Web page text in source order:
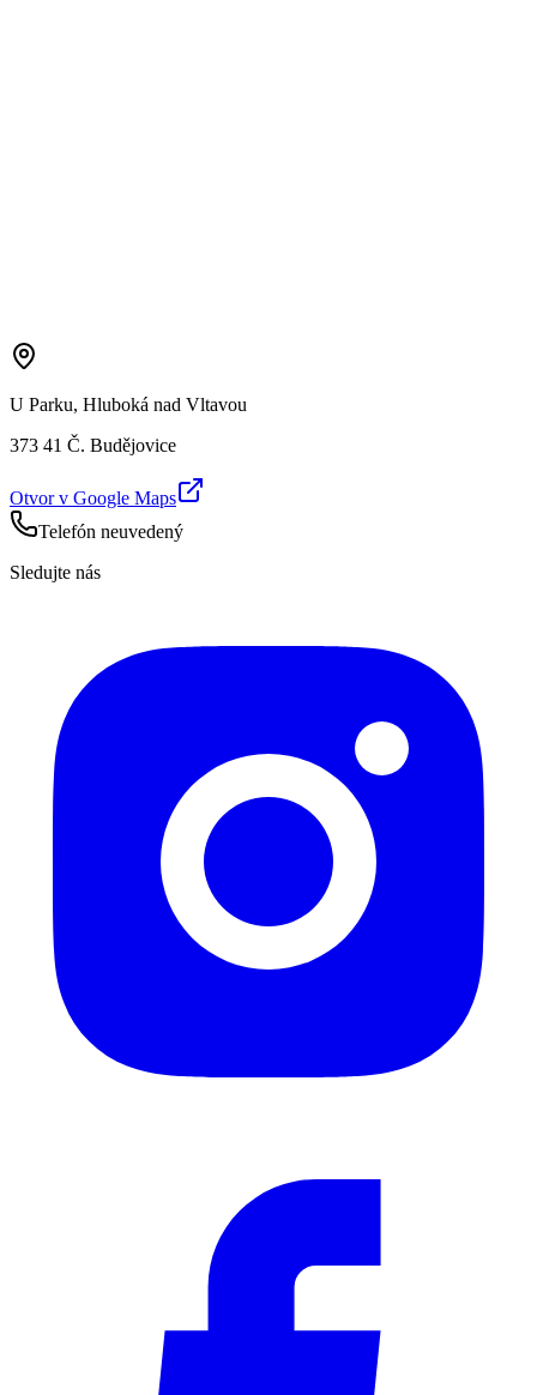
U Parku, Hluboká nad Vltavou
373 41 Č. Budějovice
Otvor v Google Maps
Telefón neuvedený
Sledujte nás